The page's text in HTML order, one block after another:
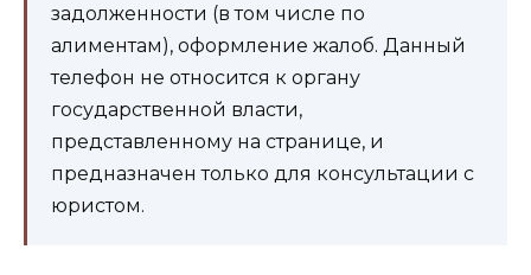
задолженности (в том числе по
алиментам), оформление жалоб. Данный
телефон не относится к органу
государственной власти,
представленному на странице, и
предназначен только для консультации с
юристом.